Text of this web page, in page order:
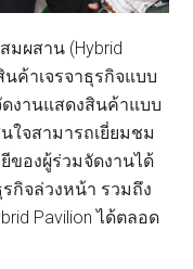
มผสาน (Hybrid
นค้าเจรจาธุรกิจแบบ
ดงานแสดงสินค้าแบบ
ใจสามารถเยี่ยมชม
ของผู้ร่วมจัดงานได้
กิจล่วงหน้า รวมถึง
Pavilion ได้ตลอด